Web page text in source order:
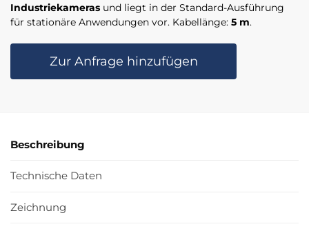
Industriekameras und liegt in der Standard-Ausführung
für stationäre Anwendungen vor. Kabellänge: 5 m.
Zur Anfrage hinzufügen
Beschreibung
Technische Daten
Zeichnung